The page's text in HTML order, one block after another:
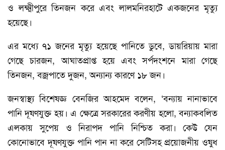
ও লক্ষ্মীপুরে তিনজন করে এবং লালমনিরহাটে একজনের মৃত্যু
হয়েছে।
এর মধ্যে ৭১ জনের মৃত্যু হয়েছে পানিতে ডুবে, ডায়রিয়ায় মারা
গেছে চারজন, আঘাতপ্রাপ্ত হয়ে এবং সর্পদংশনে মারা গেছে
তিনজন, বজ্রপাতে দুজন, অন্যান্য কারণে ১৮ জন।
জনস্বাস্থ্য বিশেষজ্ঞ বেনজির আহমেদ বলেন, ‘বন্যায় নানাভাবে
পানি দূষণযুক্ত হয়। এ ক্ষেত্রে সরকারের করণীয় হলো, বন্যাকবলিত
এলকায় সুপেয় ও নিরাপদ পানি নিশ্চিত করা। কেউ যেন
কোনোভাবে দূষণযুক্ত পানি পান না করে সেটিসহ প্রয়োজনীয় ওষুধ